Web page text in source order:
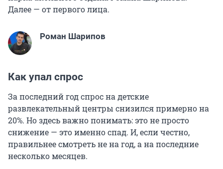
Далее — от первого лица.
Роман Шарипов
Как упал спрос
За последний год спрос на детские
развлекательный центры снизился примерно на
20%. Но здесь важно понимать: это не просто
снижение — это именно спад. И, если честно,
правильнее смотреть не на год, а на последние
несколько месяцев.